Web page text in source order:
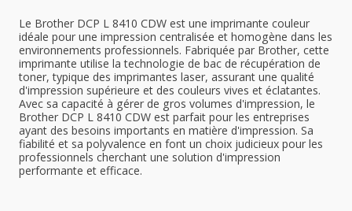
Le Brother DCP L 8410 CDW est une imprimante couleur
idéale pour une impression centralisée et homogène dans les
environnements professionnels. Fabriquée par Brother, cette
imprimante utilise la technologie de bac de récupération de
toner, typique des imprimantes laser, assurant une qualité
d'impression supérieure et des couleurs vives et éclatantes.
Avec sa capacité à gérer de gros volumes d'impression, le
Brother DCP L 8410 CDW est parfait pour les entreprises
ayant des besoins importants en matière d'impression. Sa
fiabilité et sa polyvalence en font un choix judicieux pour les
professionnels cherchant une solution d'impression
performante et efficace.